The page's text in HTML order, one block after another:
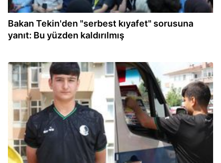
Bakan Tekin'den "serbest kıyafet" sorusuna
yanıt: Bu yüzden kaldırılmış
10:14